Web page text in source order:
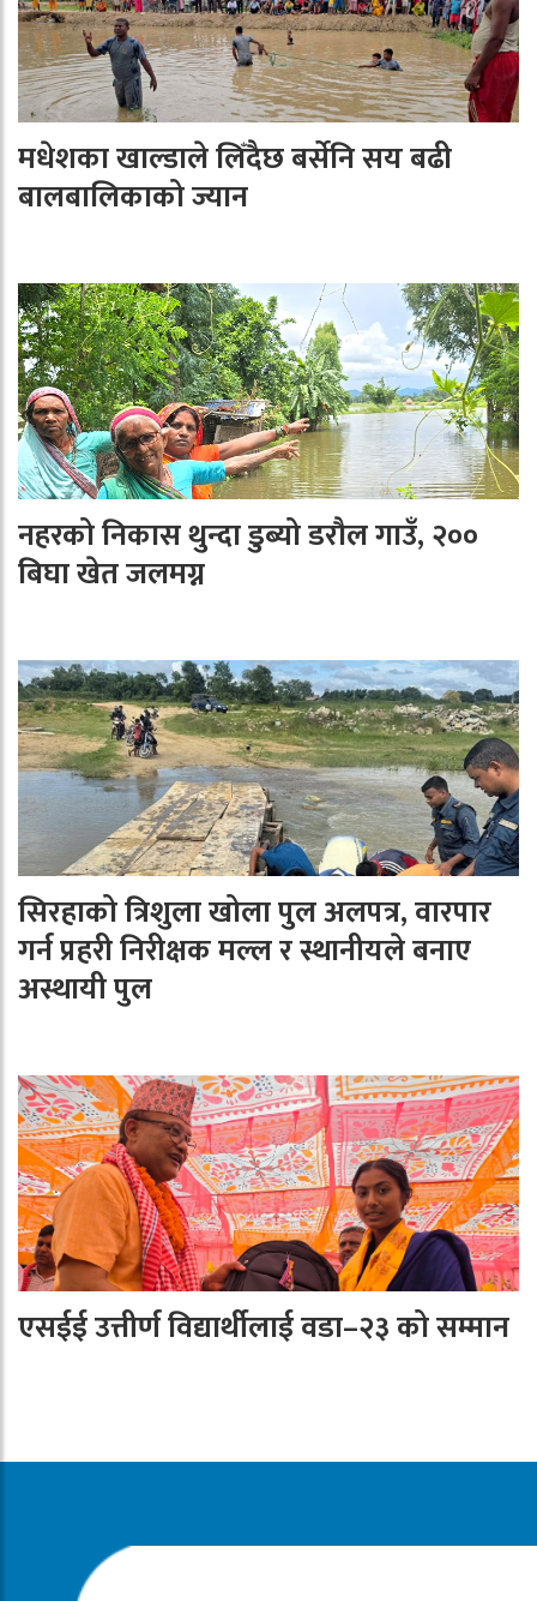
मधेशका खाल्डाले लिँदैछ बर्सेनि सय बढी
बालबालिकाको ज्यान
नहरको निकास थुन्दा डुब्यो डरौल गाउँ, २००
बिघा खेत जलमग्न
सिरहाको त्रिशुला खोला पुल अलपत्र, वारपार
गर्न प्रहरी निरीक्षक मल्ल र स्थानीयले बनाए
अस्थायी पुल
एसईई उत्तीर्ण विद्यार्थीलाई वडा–२३ को सम्मान